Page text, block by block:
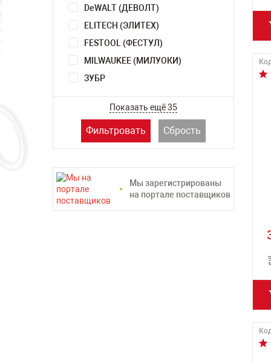
DeWALT (ДЕВОЛТ)
ELITECH (ЭЛИТЕХ)
FESTOOL (ФЕСТУЛ)
MILWAUKEE (МИЛУОКИ)
ЗУБР
Показать ещё 35
Фильтровать Сбрость
Мы зарегистрированы
на портале поставщиков